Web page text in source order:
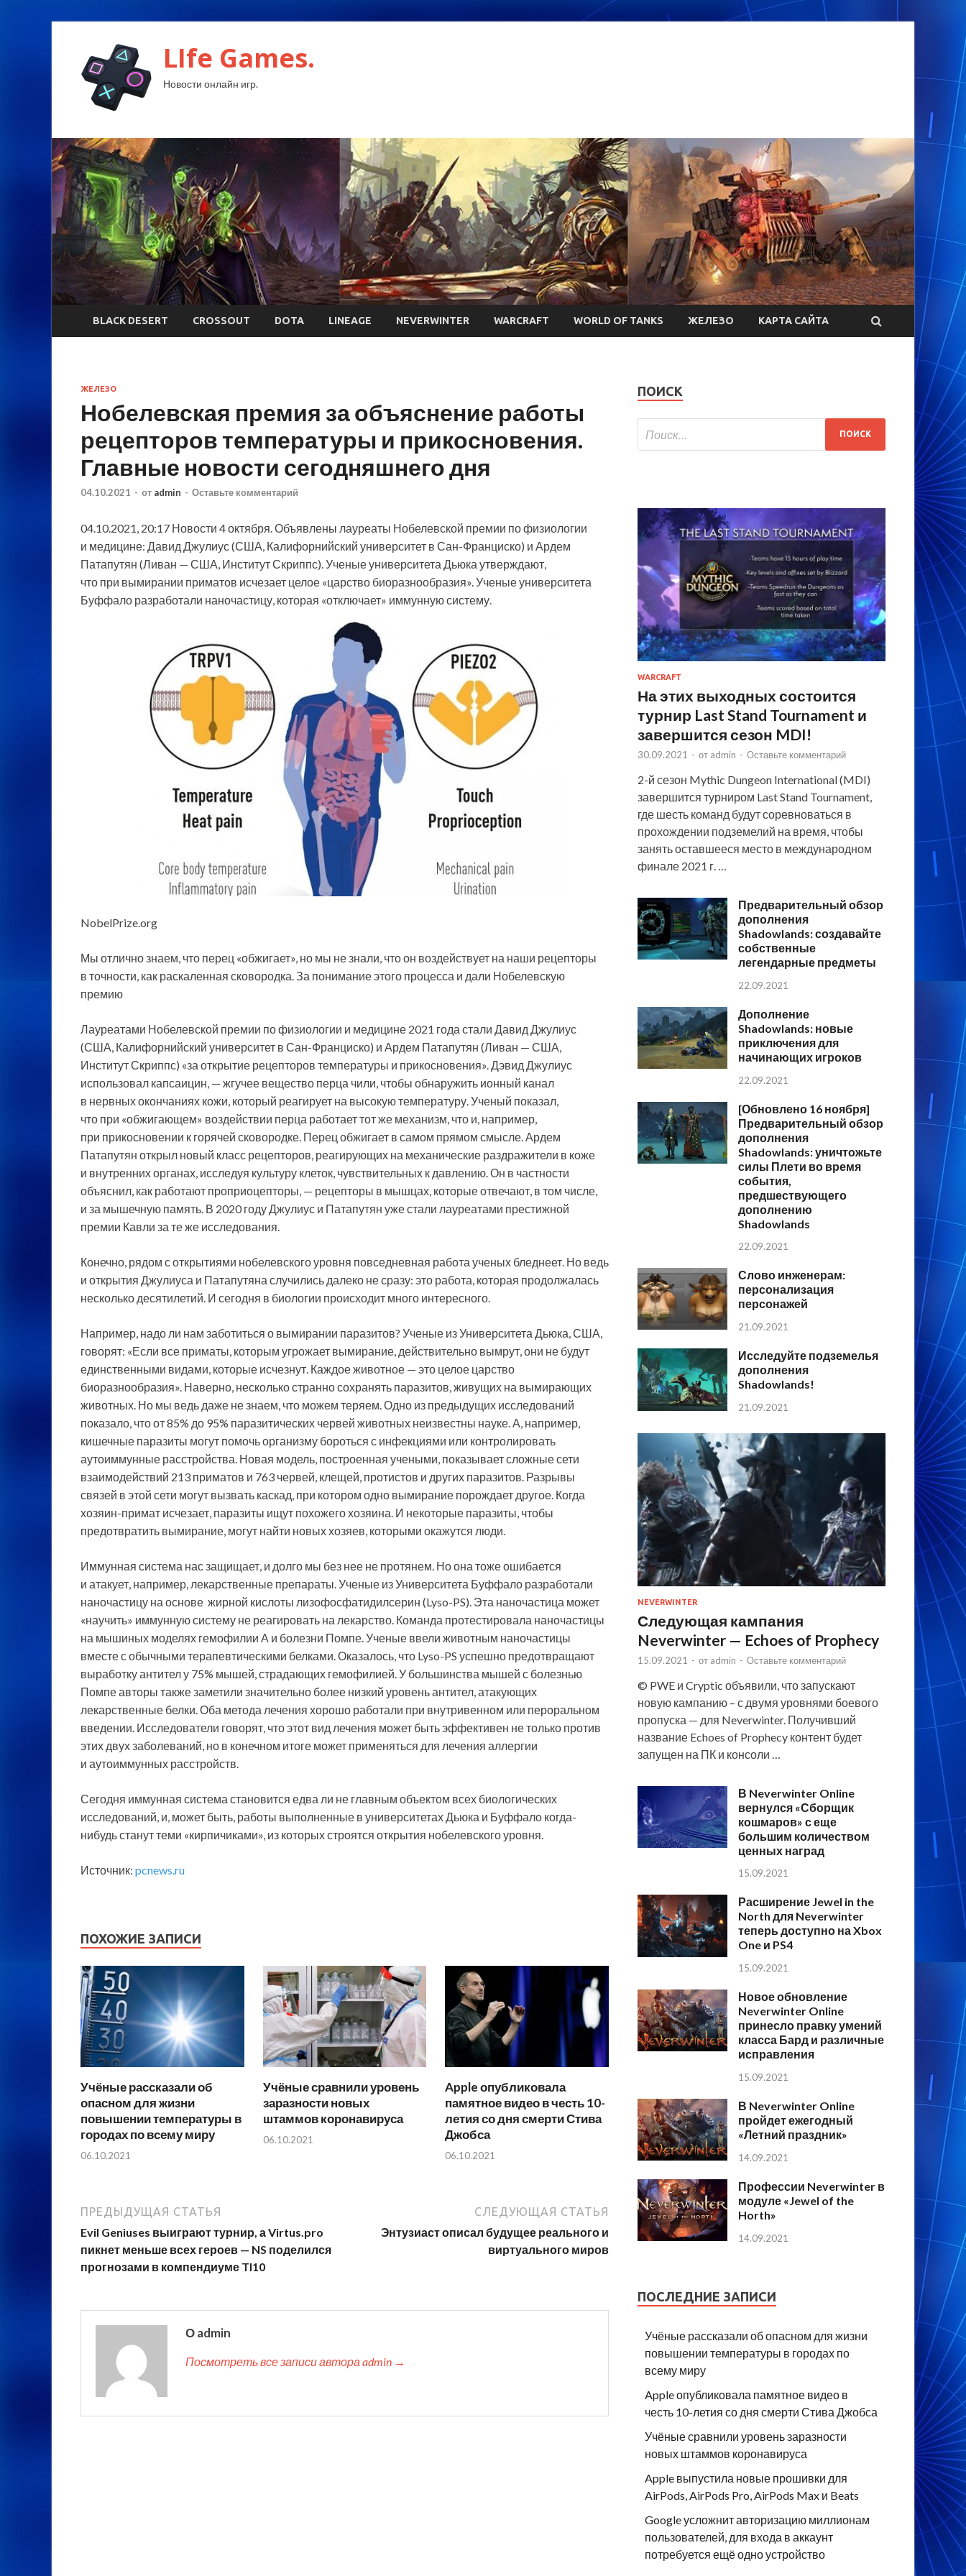
LIfe Games.
Новости онлайн игр.
BLACK DESERT CROSSOUT DOTA LINEAGE NEVERWINTER WARCRAFT WORLD OF TANKS ЖЕЛЕЗО КАРТА САЙТА
ЖЕЛЕЗО
Нобелевская премия за объяснение работы
рецепторов температуры и прикосновения.
Главные новости сегодняшнего дня
04.10.2021 - от admin - Оставьте комментарий
04.10.2021, 20:17 Новости 4 октября. Объявлены лауреаты Нобелевской премии по физиологии
и медицине: Давид Джулиус (США, Калифорнийский университет в Сан-Франциско) и Ардем
Патапутян (Ливан — США, Институт Скриппс). Ученые университета Дьюка утверждают,
что при вымирании приматов исчезает целое «царство биоразнообразия». Ученые университета
Буффало разработали наночастицу, которая «отключает» иммунную систему.
NobelPrize.org
Мы отлично знаем, что перец «обжигает», но мы не знали, что он воздействует на наши рецепторы
в точности, как раскаленная сковородка. За понимание этого процесса и дали Нобелевскую
премию
Лауреатами Нобелевской премии по физиологии и медицине 2021 года стали Давид Джулиус
(США, Калифорнийский университет в Сан-Франциско) и Ардем Патапутян (Ливан — США,
Институт Скриппс) «за открытие рецепторов температуры и прикосновения». Дэвид Джулиус
использовал капсаицин, — жгучее вещество перца чили, чтобы обнаружить ионный канал
в нервных окончаниях кожи, который реагирует на высокую температуру. Ученый показал,
что при «обжигающем» воздействии перца работает тот же механизм, что и, например,
при прикосновении к горячей сковородке. Перец обжигает в самом прямом смысле. Ардем
Патапутян открыл новый класс рецепторов, реагирующих на механические раздражители в коже
и внутренних органах, исследуя культуру клеток, чувствительных к давлению. Он в частности
объяснил, как работают проприоцепторы, — рецепторы в мышцах, которые отвечают, в том числе,
и за мышечную память. В 2020 году Джулиус и Патапутян уже стали лауреатами престижной
премии Кавли за те же исследования.
Конечно, рядом с открытиями нобелевского уровня повседневная работа ученых бледнеет. Но ведь
и открытия Джулиуса и Патапутяна случились далеко не сразу: это работа, которая продолжалась
несколько десятилетий. И сегодня в биологии происходит много интересного.
Например, надо ли нам заботиться о вымирании паразитов? Ученые из Университета Дьюка, США,
говорят: «Если все приматы, которым угрожает вымирание, действительно вымрут, они не будут
единственными видами, которые исчезнут. Каждое животное — это целое царство
биоразнообразия». Наверно, несколько странно сохранять паразитов, живущих на вымирающих
животных. Но мы ведь даже не знаем, что можем теряем. Одно из предыдущих исследований
показало, что от 85% до 95% паразитических червей животных неизвестны науке. А, например,
кишечные паразиты могут помочь организму бороться с инфекциями или контролировать
аутоиммунные расстройства. Новая модель, построенная учеными, показывает сложные сети
взаимодействий 213 приматов и 763 червей, клещей, протистов и других паразитов. Разрывы
связей в этой сети могут вызвать каскад, при котором одно вымирание порождает другое. Когда
хозяин-примат исчезает, паразиты ищут похожего хозяина. И некоторые паразиты, чтобы
предотвратить вымирание, могут найти новых хозяев, которыми окажутся люди.
Иммунная система нас защищает, и долго мы без нее не протянем. Но она тоже ошибается
и атакует, например, лекарственные препараты. Ученые из Университета Буффало разработали
наночастицу на основе жирной кислоты лизофосфатидилсерин (Lyso-PS). Эта наночастица может
«научить» иммунную систему не реагировать на лекарство. Команда протестировала наночастицы
на мышиных моделях гемофилии А и болезни Помпе. Ученые ввели животным наночастицы
вместе с обычными терапевтическими белками. Оказалось, что Lyso-PS успешно предотвращают
выработку антител у 75% мышей, страдающих гемофилией. У большинства мышей с болезнью
Помпе авторы также заметили значительно более низкий уровень антител, атакующих
лекарственные белки. Оба метода лечения хорошо работали при внутривенном или пероральном
введении. Исследователи говорят, что этот вид лечения может быть эффективен не только против
этих двух заболеваний, но в конечном итоге может применяться для лечения аллергии
и аутоиммунных расстройств.
Сегодня иммунная система становится едва ли не главным объектом всех биологических
исследований, и, может быть, работы выполненные в университетах Дьюка и Буффало когда-
нибудь станут теми «кирпичиками», из которых строятся открытия нобелевского уровня.
Источник: pcnews.ru
ПОХОЖИЕ ЗАПИСИ
Учёные рассказали об
опасном для жизни
повышении температуры в
городах по всему миру
06.10.2021
Учёные сравнили уровень
заразности новых
штаммов коронавируса
06.10.2021
Apple опубликовала
памятное видео в честь 10-
летия со дня смерти Стива
Джобса
06.10.2021
ПРЕДЫДУЩАЯ СТАТЬЯ
Evil Geniuses выиграют турнир, а Virtus.pro
пикнет меньше всех героев — NS поделился
прогнозами в компендиуме TI10
СЛЕДУЮЩАЯ СТАТЬЯ
Энтузиаст описал будущее реального и
виртуального миров
О admin
Посмотреть все записи автора admin →
ПОИСК
WARCRAFT
На этих выходных состоится
турнир Last Stand Tournament и
завершится сезон MDI!
30.09.2021 - от admin - Оставьте комментарий
2-й сезон Mythic Dungeon International (MDI)
завершится турниром Last Stand Tournament,
где шесть команд будут соревноваться в
прохождении подземелий на время, чтобы
занять оставшееся место в международном
финале 2021 г. …
Предварительный обзор
дополнения
Shadowlands: создавайте
собственные
легендарные предметы
22.09.2021
Дополнение
Shadowlands: новые
приключения для
начинающих игроков
22.09.2021
[Обновлено 16 ноября]
Предварительный обзор
дополнения
Shadowlands: уничтожьте
силы Плети во время
события,
предшествующего
дополнению
Shadowlands
22.09.2021
Слово инженерам:
персонализация
персонажей
21.09.2021
Исследуйте подземелья
дополнения
Shadowlands!
21.09.2021
NEVERWINTER
Следующая кампания
Neverwinter — Echoes of Prophecy
15.09.2021 - от admin - Оставьте комментарий
© PWE и Cryptic объявили, что запускают
новую кампанию – с двумя уровнями боевого
пропуска — для Neverwinter. Получивший
название Echoes of Prophecy контент будет
запущен на ПК и консоли …
В Neverwinter Online
вернулся «Сборщик
кошмаров» с еще
большим количеством
ценных наград
15.09.2021
Расширение Jewel in the
North для Neverwinter
теперь доступно на Xbox
One и PS4
15.09.2021
Новое обновление
Neverwinter Online
принесло правку умений
класса Бард и различные
исправления
15.09.2021
В Neverwinter Online
пройдет ежегодный
«Летний праздник»
14.09.2021
Профессии Neverwinter в
модуле «Jewel of the
Horth»
14.09.2021
ПОСЛЕДНИЕ ЗАПИСИ
Учёные рассказали об опасном для жизни
повышении температуры в городах по
всему миру
Apple опубликовала памятное видео в
честь 10-летия со дня смерти Стива Джобса
Учёные сравнили уровень заразности
новых штаммов коронавируса
Apple выпустила новые прошивки для
AirPods, AirPods Pro, AirPods Max и Beats
Google усложнит авторизацию миллионам
пользователей, для входа в аккаунт
потребуется ещё одно устройство